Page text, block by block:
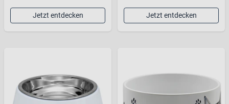
Jetzt entdecken Jetzt entdecken